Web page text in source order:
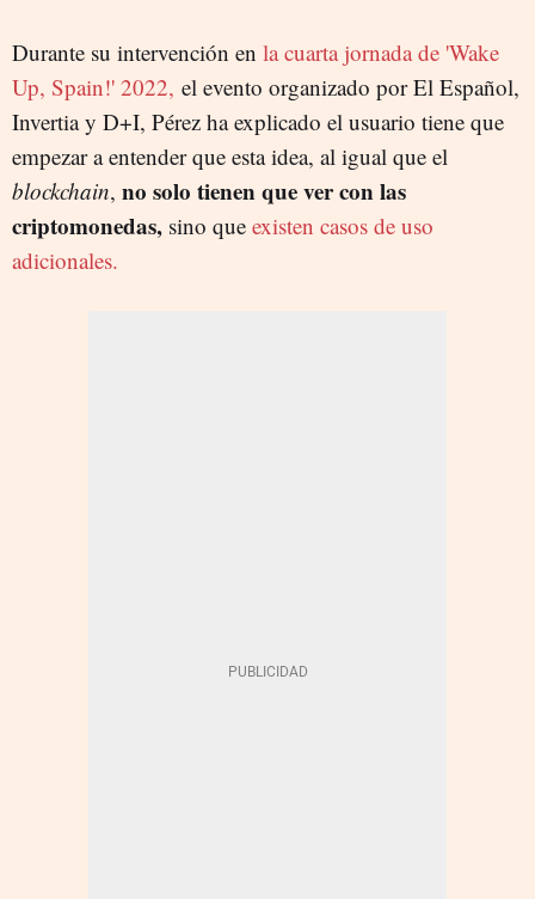
Durante su intervención en la cuarta jornada de 'Wake
Up, Spain!' 2022, el evento organizado por El Español,
Invertia y D+I, Pérez ha explicado el usuario tiene que
empezar a entender que esta idea, al igual que el
blockchain, no solo tienen que ver con las
criptomonedas, sino que existen casos de uso
adicionales.